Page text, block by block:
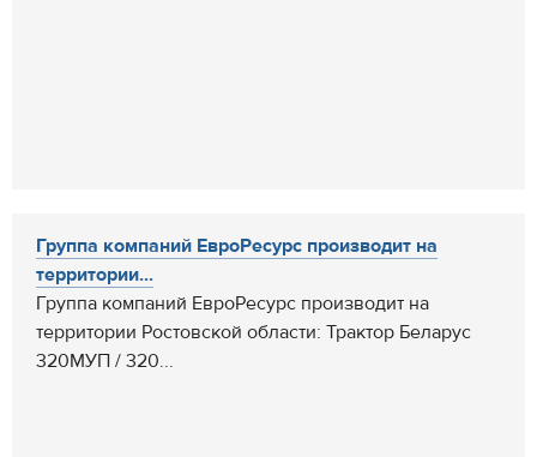
Группа компаний ЕвроРесурс производит на
территории...
Группа компаний ЕвроРесурс производит на
территории Ростовской области: Трактор Беларус
320МУП / 320...